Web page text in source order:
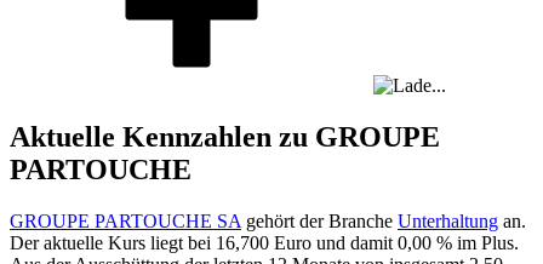
Aktuelle Kennzahlen zu GROUPE
PARTOUCHE
GROUPE PARTOUCHE SA gehört der Branche Unterhaltung an.
Der aktuelle Kurs liegt bei 16,700 Euro und damit 0,00 % im Plus.